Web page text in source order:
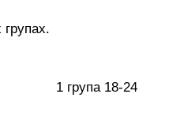
групах.
1 група 18-24